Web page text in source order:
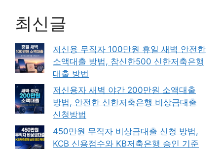
최신글
저신용 무직자 100만원 휴일 새벽 안전한
소액대출 방법, 참신한500 신한저축은행
대출 방법
저신용자 새벽 야간 200만원 소액대출
방법, 안전한 신한저축은행 비상금대출
신청방법
450만원 무직자 비상금대출 신청 방법,
KCB 신용점수와 KB저축은행 승인 기준